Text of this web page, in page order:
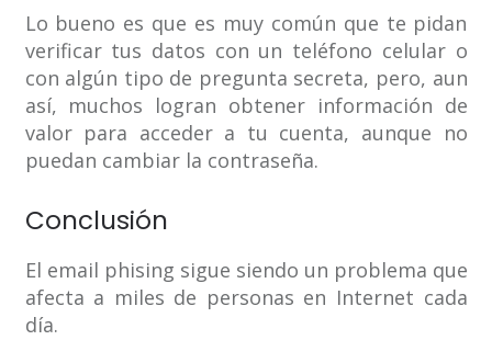
Lo bueno es que es muy común que te pidan
verificar tus datos con un teléfono celular o
con algún tipo de pregunta secreta, pero, aun
así, muchos logran obtener información de
valor para acceder a tu cuenta, aunque no
puedan cambiar la contraseña.
Conclusión
El email phising sigue siendo un problema que
afecta a miles de personas en Internet cada
día.